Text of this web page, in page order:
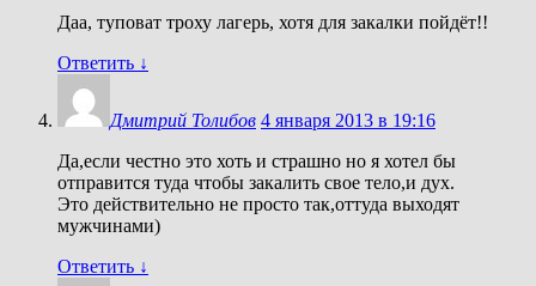
Даа, туповат троху лагерь, хотя для закалки пойдёт!!
Ответить ↓
Дмитрий Толибов 4 января 2013 в 19:16
Да,если честно это хоть и страшно но я хотел бы
отправится туда чтобы закалить свое тело,и дух.
Это действительно не просто так,оттуда выходят
мужчинами)
Ответить ↓